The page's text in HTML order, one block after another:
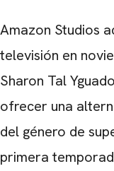
Amazon Studios
televisión en
Sharon Tal
ofrecer una
del género de
primera